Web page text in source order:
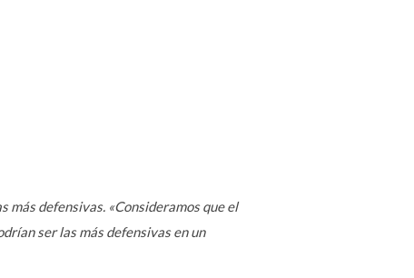
más defensivas. «Consideramos que el
ser las más defensivas en un